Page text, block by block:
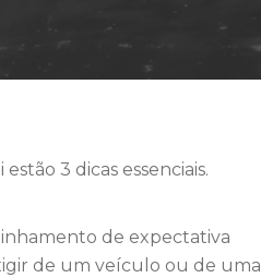
3 dicas essenciais.
de expectativa
de um veículo ou de uma